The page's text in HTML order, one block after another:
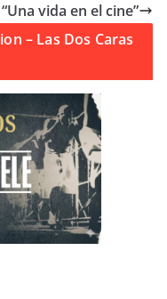
“Una vida en el cine”
– Las Dos Caras